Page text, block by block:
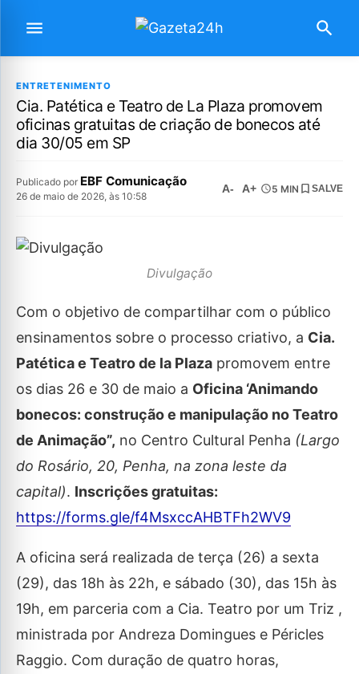
ENTRETENIMENTO
Cia. Patética e Teatro de La Plaza promovem
oficinas gratuitas de criação de bonecos até
dia 30/05 em SP
Publicado por EBF Comunicação
26 de maio de 2026, às 10:58
A- A+ 5 MIN SALVE
Divulgação
Com o objetivo de compartilhar com o público
ensinamentos sobre o processo criativo, a Cia.
Patética e Teatro de la Plaza promovem entre
os dias 26 e 30 de maio a Oficina ‘Animando
bonecos: construção e manipulação no Teatro
de Animação”, no Centro Cultural Penha (Largo
do Rosário, 20, Penha, na zona leste da
capital). Inscrições gratuitas:
https://forms.gle/f4MsxccAHBTFh2WV9
A oficina será realizada de terça (26) a sexta
(29), das 18h às 22h, e sábado (30), das 15h às
19h, em parceria com a Cia. Teatro por um Triz ,
ministrada por Andreza Domingues e Péricles
Raggio. Com duração de quatro horas,